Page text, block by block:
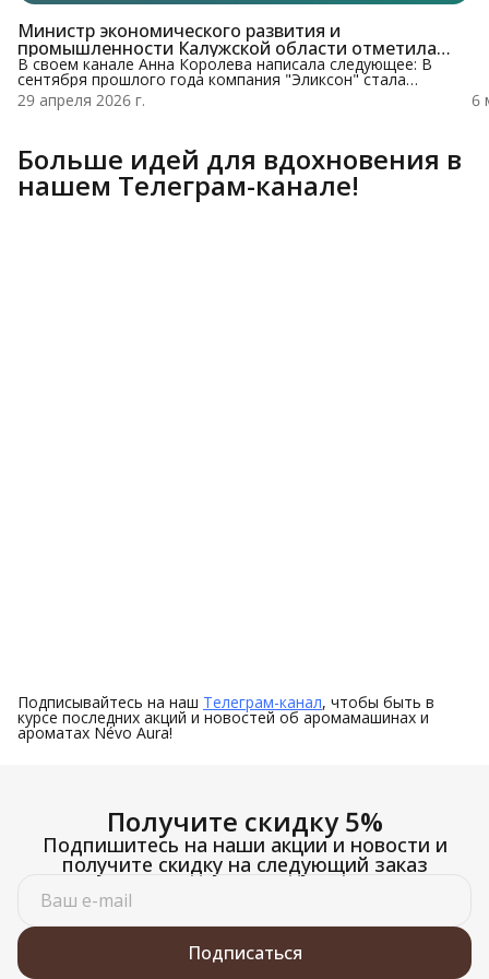
Министр экономического развития и
промышленности Калужской области отметила
успехи Névo Aura
В своем канале Анна Королева написала следующее: В
сентября прошлого года компания "Эликсон" стала
резидентом технопарка "Обнинск". Через 7 месяцев -
запущена линейка отечественной парфюмерии для
технологию безводного распыления — более стойкие и
насыщенные ароматы для офисов, общественных прост
29 апреля 2026 г.
6
Больше идей для вдохновения в
нашем Телеграм-канале!
Подписывайтесь на наш Телеграм-канал, чтобы быть в
курсе последних акций и новостей об аромамашинах и
ароматах Névo Aura!
Получите скидку 5%
Подпишитесь на наши акции и новости и
получите скидку на следующий заказ
Подписаться